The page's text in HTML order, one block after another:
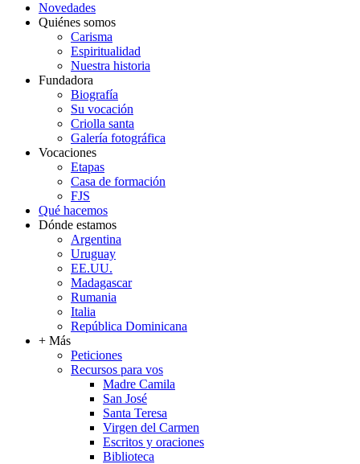
Novedades
Quiénes somos
Carisma
Espiritualidad
Nuestra historia
Fundadora
Biografía
Su vocación
Criolla santa
Galería fotográfica
Vocaciones
Etapas
Casa de formación
FJS
Qué hacemos
Dónde estamos
Argentina
Uruguay
EE.UU.
Madagascar
Rumania
Italia
República Dominicana
+ Más
Peticiones
Recursos para vos
Madre Camila
San José
Santa Teresa
Virgen del Carmen
Escritos y oraciones
Biblioteca